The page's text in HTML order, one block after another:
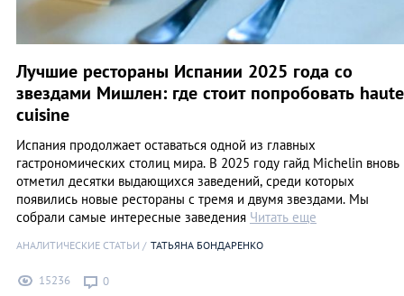
Лучшие рестораны Испании 2025 года со
звездами Мишлен: где стоит попробовать haute
cuisine
Испания продолжает оставаться одной из главных
гастрономических столиц мира. В 2025 году гайд Michelin вновь
отметил десятки выдающихся заведений, среди которых
появились новые рестораны с тремя и двумя звездами. Мы
собрали самые интересные заведения Читать еще
АНАЛИТИЧЕСКИЕ СТАТЬИ ТАТЬЯНА БОНДАРЕНКО
15236 0